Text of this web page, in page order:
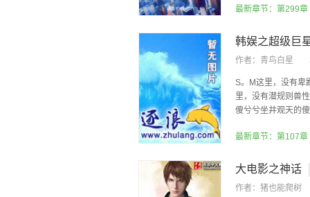
最新章节：第299
韩娱之超级巨
作者： 青鸟白星
S。M这里，没有卑
里，没有潜规则兽
傻兮兮坐井观天的
最新章节：第107章
大电影之神话
作者： 猪也能爬树